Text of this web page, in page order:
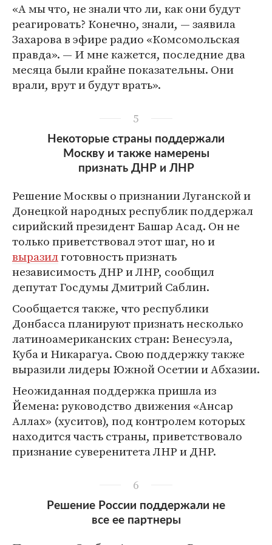
«А мы что, не знали что ли, как они будут
реагировать? Конечно, знали, — заявила
Захарова в эфире радио «Комсомольская
правда». — И мне кажется, последние два
месяца были крайне показательны. Они
врали, врут и будут врать».
5
Некоторые страны поддержали
Москву и также намерены
признать ДНР и ЛНР
Решение Москвы о признании Луганской и
Донецкой народных республик поддержал
сирийский президент Башар Асад. Он не
только приветствовал этот шаг, но и
выразилготовность признать
независимость ДНР и ЛНР, сообщил
депутат Госдумы Дмитрий Саблин.
Сообщается также, что республики
Донбасса планируют признать несколько
латиноамериканских стран: Венесуэла,
Куба и Никарагуа. Свою поддержку также
выразили лидеры Южной Осетии и Абхазии.
Неожиданная поддержка пришла из
Йемена: руководство движения «Ансар
Аллах» (хуситов), под контролем которых
находится часть страны, приветствовало
признание суверенитета ЛНР и ДНР.
6
Решение России поддержали не
все ее партнеры